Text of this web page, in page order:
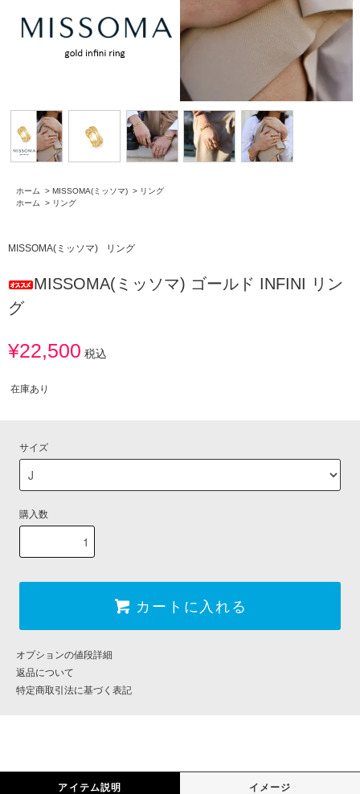
ホーム > MISSOMA(ミッソマ) > リング
ホーム
> リング
MISSOMA(ミッソマ) リング
MISSOMA(ミッソマ) ゴールド INFINI リン
グ
¥22,500 税込
在庫あり
サイズ
購入数
カートに入れる
オプションの値段詳細
返品について
特定商取引法に基づく表記
アイテム説明 イメージ